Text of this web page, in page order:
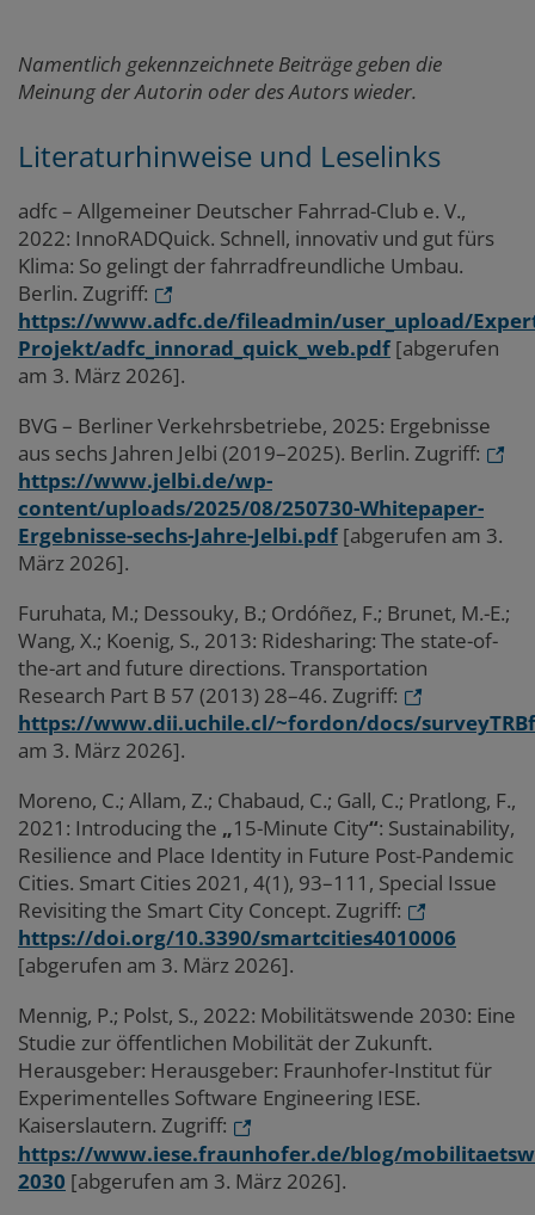
Namentlich gekennzeichnete Beiträge geben die
Meinung der Autorin oder des Autors wieder.
Literaturhinweise und Leselinks
adfc – Allgemeiner Deutscher Fahrrad-Club e. V.,
2022: InnoRADQuick. Schnell, innovativ und gut fürs
Klima: So gelingt der fahrradfreundliche Umbau.
Berlin. Zugriff:
https://www.adfc.de/fileadmin/user_upload/
Projekt/adfc_innorad_quick_web.pdf [abgerufen
am 3. März 2026].
BVG – Berliner Verkehrsbetriebe, 2025: Ergebnisse
aus sechs Jahren Jelbi (2019–2025). Berlin. Zugriff:
https://www.jelbi.de/wp-
content/uploads/2025/08/250730-Whitepaper-
Ergebnisse-sechs-Jahre-Jelbi.pdf [abgerufen am 3.
März 2026].
Furuhata, M.; Dessouky, B.; Ordóñez, F.; Brunet, M.-E.;
Wang, X.; Koenig, S., 2013: Ridesharing: The state-of-
the-art and future directions. Transportation
Research Part B 57 (2013) 28–46. Zugriff:
https://www.dii.uchile.cl/~fordon/docs/
am 3. März 2026].
Moreno, C.; Allam, Z.; Chabaud, C.; Gall, C.; Pratlong, F.,
2021: Introducing the „15-Minute City“: Sustainability,
Resilience and Place Identity in Future Post-Pandemic
Cities. Smart Cities 2021, 4(1), 93–111, Special Issue
Revisiting the Smart City Concept. Zugriff:
https://doi.org/10.3390/smartcities4010006
[abgerufen am 3. März 2026].
Mennig, P.; Polst, S., 2022: Mobilitätswende 2030: Eine
Studie zur öffentlichen Mobilität der Zukunft.
Herausgeber: Herausgeber: Fraunhofer-Institut für
Experimentelles Software Engineering IESE.
Kaiserslautern. Zugriff:
https://www.iese.fraunhofer.de/blog/
2030 [abgerufen am 3. März 2026].